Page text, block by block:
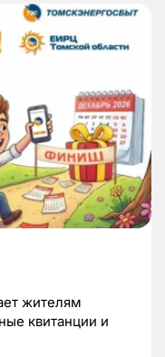
жителям
квитанции и